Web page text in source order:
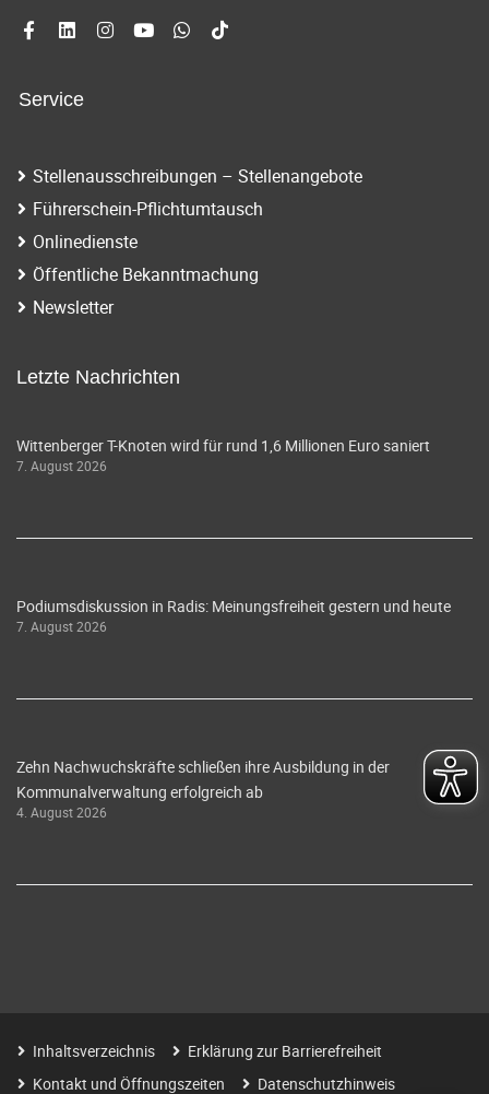
Service
Stellenausschreibungen – Stellenangebote
Führerschein-Pflichtumtausch
Onlinedienste
Öffentliche Bekanntmachung
Newsletter
Letzte Nachrichten
Wittenberger T-Knoten wird für rund 1,6 Millionen Euro saniert
7. August 2026
Podiumsdiskussion in Radis: Meinungsfreiheit gestern und heute
7. August 2026
Zehn Nachwuchskräfte schließen ihre Ausbildung in der
Kommunalverwaltung erfolgreich ab
4. August 2026
Inhaltsverzeichnis
Erklärung zur Barrierefreiheit
Kontakt und Öffnungszeiten
Datenschutzhinweis